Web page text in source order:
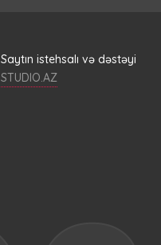
Saytın istehsalı və dəstəyi
STUDIO.AZ